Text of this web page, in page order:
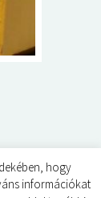
hogy
információkat